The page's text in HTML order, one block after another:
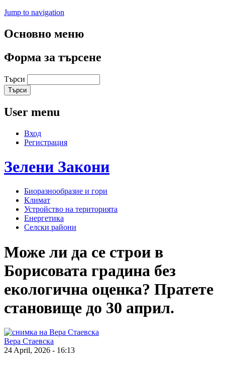
Jump to navigation
Основно меню
Форма за търсене
Търси
User menu
Вход
Регистрация
Зелени Закони
Биоразнообразие и гори
Климат
Устройство на територията
Енергетика
Селски райони
Може ли да се строи в
Борисовата градина без
екологична оценка? Пратете
становище до 30 април.
Вера Стаевска
24 April, 2026 - 16:13